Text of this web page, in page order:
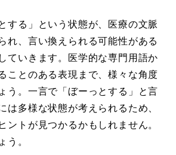
する」という状態が、医療の文脈
れ、言い換えられる可能性がある
ていきます。医学的な専門用語か
ことのある表現まで、様々な角度
う。一言で「ぼーっとする」と言
は多様な状態が考えられるため、
ントが見つかるかもしれません。
う。